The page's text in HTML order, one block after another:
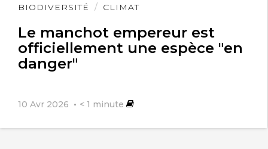
BIODIVERSITÉ CLIMAT
Le manchot empereur est
officiellement une espèce "en
danger"
10 Avr 2026 < 1 minute
Lire